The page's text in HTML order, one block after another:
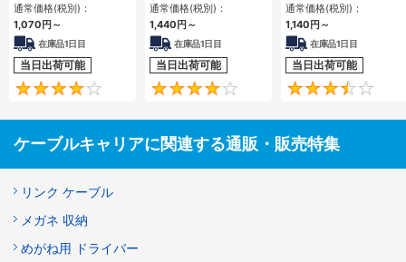
通常価格(税別)：
1,070 円 ～
在庫品1日目
当日出荷可能
4.1
通常価格(税別)：
1,440 円 ～
在庫品1日目
当日出荷可能
4.2
通常価格(税別)：
1,140 円 ～
在庫品1日目
当日出荷可能
ケーブルキャリアに関連する通販・販売特集
リンク ケーブル
メガネ 収納
めがね用 ドライバー